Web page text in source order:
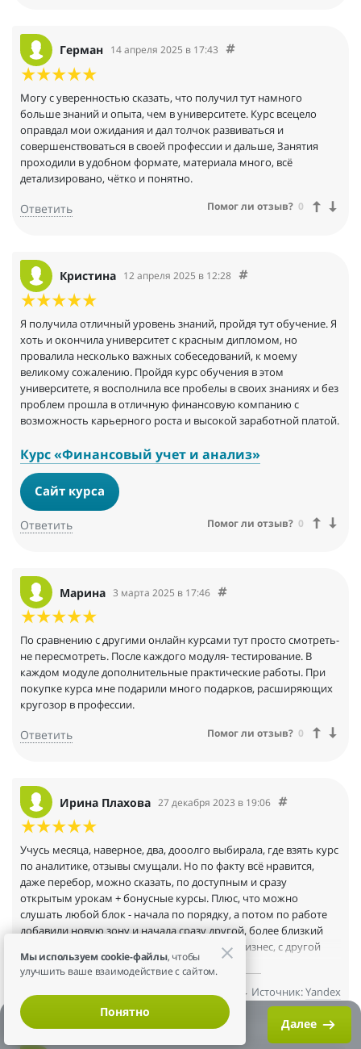
Образовательные программы в сферах
финансов, аналитики, бизнеса и IT
Получите консультацию и выберете обучение, которое
Далее
Герман 14 апреля 2025 в 17:43
Могу с уверенностью сказать, что получил тут намного
больше знаний и опыта, чем в университете. Курс всецело
оправдал мои ожидания и дал толчок развиваться и
совершенствоваться в своей профессии и дальше, Занятия
проходили в удобном формате, материала много, всё
детализировано, чётко и понятно.
Ответить Помог ли отзыв? 0
Кристина 12 апреля 2025 в 12:28
Я получила отличный уровень знаний, пройдя тут обучение. Я
хоть и окончила университет с красным дипломом, но
провалила несколько важных собеседований, к моему
великому сожалению. Пройдя курс обучения в этом
университете, я восполнила все пробелы в своих знаниях и без
проблем прошла в отличную финансовую компанию с
возможность карьерного роста и высокой заработной платой.
Курс «Финансовый учет и анализ»
Сайт курса
Ответить Помог ли отзыв? 0
Марина 3 марта 2025 в 17:46
По сравнению с другими онлайн курсами тут просто смотреть-
не пересмотреть. После каждого модуля- тестирование. В
каждом модуле дополнительные практические работы. При
покупке курса мне подарили много подарков, расширяющих
кругозор в профессии.
Ответить Помог ли отзыв? 0
Ирина Плахова 27 декабря 2023 в 19:06
Учусь месяца, наверное, два, дооолго выбирала, где взять курс
по аналитике, отзывы смущали. Но по факту всё нравится,
даже перебор, можно сказать, по доступным и сразу
открытым урокам + бонусные курсы. Плюс, что можно
слушать любой блок - начала по порядку, а потом по работе
добавили новую зону и начала сразу другой, более близкий
модуль. Иногда кажется, что слишком про бизнес, с другой
стороны, на других популярных площадках бывает, что
слишком оторванно наоборот, маркетологи, которые варятся
в своем мирке. Нравится, что теория подается прям
практиками, не ради "запишем-ка курс, чтобы все знали, какая
у нас крутая компания, мы даже преподаем", а тут отдельные
эксперты, которые делятся знаниями. Пока всё устраивает, не
Ответить Помог ли отзыв? 0 Источник:Yandex
Мы используем cookie-файлы, чтобы
улучшить ваше взаимодействие с сайтом.
Понятно